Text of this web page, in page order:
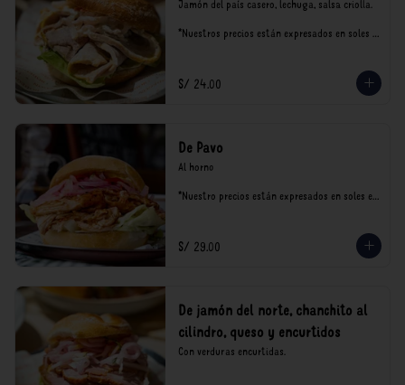
Jamón del país casero, lechuga, salsa criolla.
*Nuestros precios están expresados en soles e
S/ 24.00
De Pavo
Al horno
*Nuestro precios están expresados en soles e
S/ 29.00
De jamón del norte, chanchito al
cilindro, queso y encurtidos
Con verduras encurtidas.